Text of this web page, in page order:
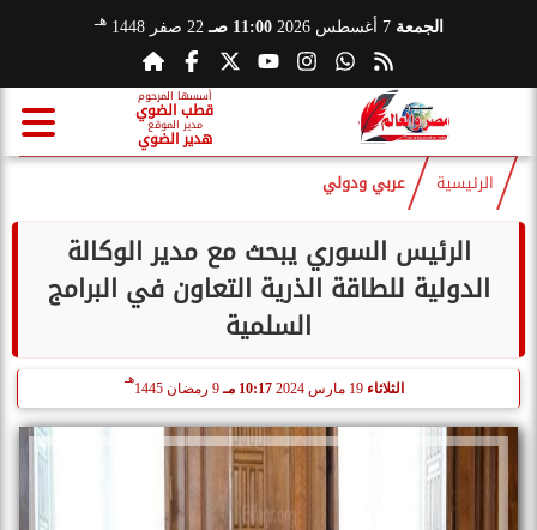
الجمعة 7 أغسطس 2026 11:00 صـ 22 صفر 1448 هـ
أسسها المرحوم
قطب الضوي
مدير الموقع
هدير الضوي
الرئيسية عربي ودولي
الرئيس السوري يبحث مع مدير الوكالة
الدولية للطاقة الذرية التعاون في البرامج
السلمية
الثلاثاء 19 مارس 2024 10:17 مـ 9 رمضان 1445
هـ